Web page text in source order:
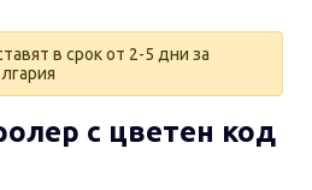
в срок от 2-5 дни за
с цветен код